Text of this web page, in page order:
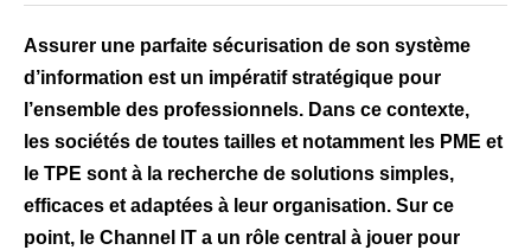
Assurer une parfaite sécurisation de son système
d’information est un impératif stratégique pour
l’ensemble des professionnels. Dans ce contexte,
les sociétés de toutes tailles et notamment les PME et
le TPE sont à la recherche de solutions simples,
efficaces et adaptées à leur organisation. Sur ce
point, le Channel IT a un rôle central à jouer pour